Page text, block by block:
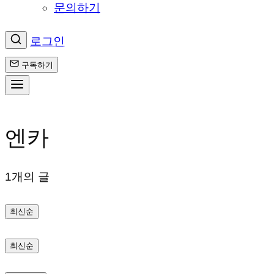
문의하기
로그인
구독하기
텐
로
로
가
엔카
1개의 글
최신순
최신순